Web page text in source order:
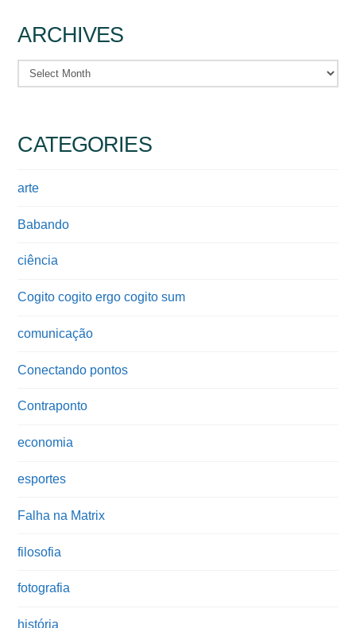
ARCHIVES
Archives
CATEGORIES
arte
Babando
ciência
Cogito cogito ergo cogito sum
comunicação
Conectando pontos
Contraponto
economia
esportes
Falha na Matrix
filosofia
fotografia
história